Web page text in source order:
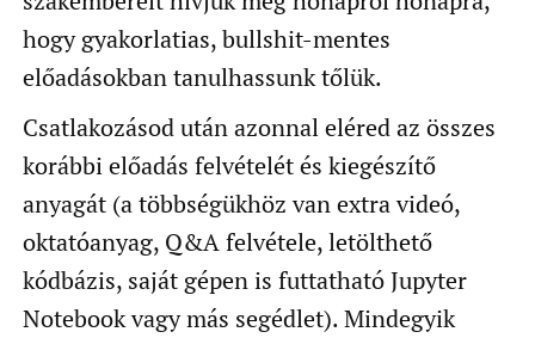
hogy gyakorlatias, bullshit-mentes
előadásokban tanulhassunk tőlük.
Csatlakozásod után azonnal eléred az összes
korábbi előadás felvételét és kiegészítő
anyagát (a többségükhöz van extra videó,
oktatóanyag, Q&A felvétele, letölthető
kódbázis, saját gépen is futtatható Jupyter
Notebook vagy más segédlet). Mindegyik